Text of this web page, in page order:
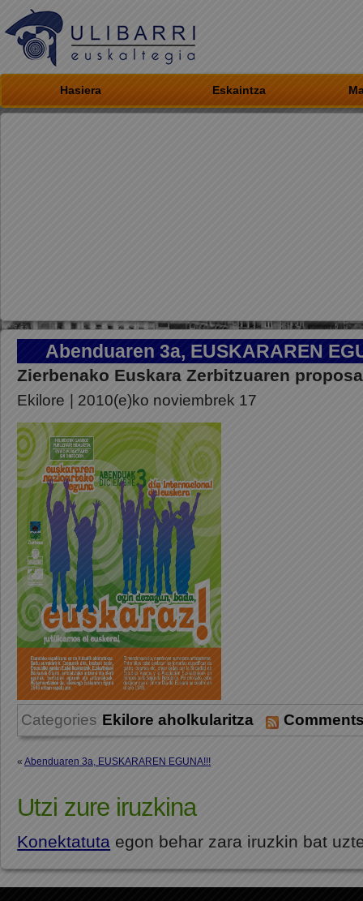
Hasiera Eskaintza
Abenduaren 3a, EUSKARAREN
Zierbenako Euskara Zerbitzuaren
Ekilore | 2010(e)ko noviembrek 17
Categories Ekilore aholkularitza
«Abenduaren 3a, EUSKARAREN EGUNA!!!
Utzi zure iruzkina
Konektatuta egon behar zara iruzkin bat